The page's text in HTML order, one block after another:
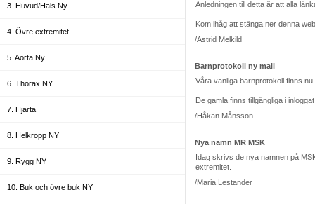
3. Huvud/Hals Ny
4. Övre extremitet
5. Aorta Ny
6. Thorax NY
7. Hjärta
8. Helkropp NY
9. Rygg NY
10. Buk och övre buk NY
Anledningen till detta är att alla
Kom ihåg att stänga ner denna
/Astrid Melkild
Barnprotokoll ny mall
Våra vanliga barnprotokoll finns
De gamla finns tillgängliga i
/Håkan Månsson
Nya namn MR MSK
Idag skrivs de nya namnen på
extremitet.
/Maria Lestander